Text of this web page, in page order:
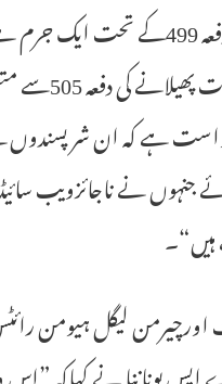
ائی پی سی کی دفعہ 499کے
اورغلط
ہے کہ ان شر
جنہوں نے ناجائزویب
ہیں“۔
اورچیرمن لیگل ہیومن